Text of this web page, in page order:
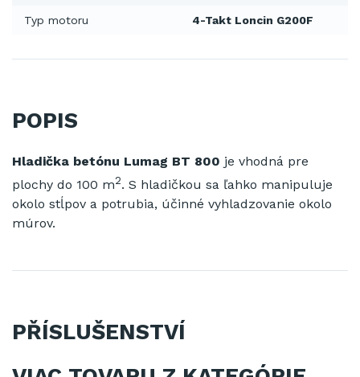
Typ motoru 4-Takt Loncin G200F
POPIS
Hladička betónu Lumag BT 800 je vhodná pre
plochy do 100 m2. S hladičkou sa ľahko manipuluje
okolo stĺpov a potrubia, účinné vyhladzovanie okolo
múrov.
PŘÍSLUŠENSTVÍ